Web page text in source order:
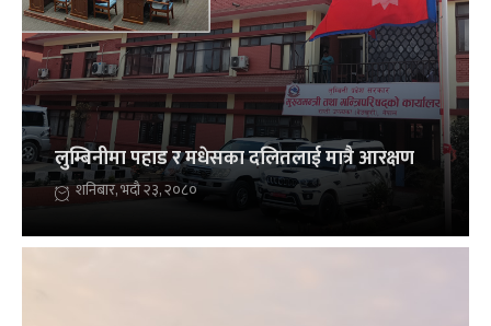
लुम्बिनीमा पहाड र मधेसका दलितलाई मात्रै आरक्षण
शनिबार, भदौ २३, २०८०